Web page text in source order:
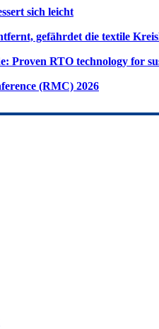
sich leicht
gefährdet die textile
Proven RTO technology for
(RMC) 2026